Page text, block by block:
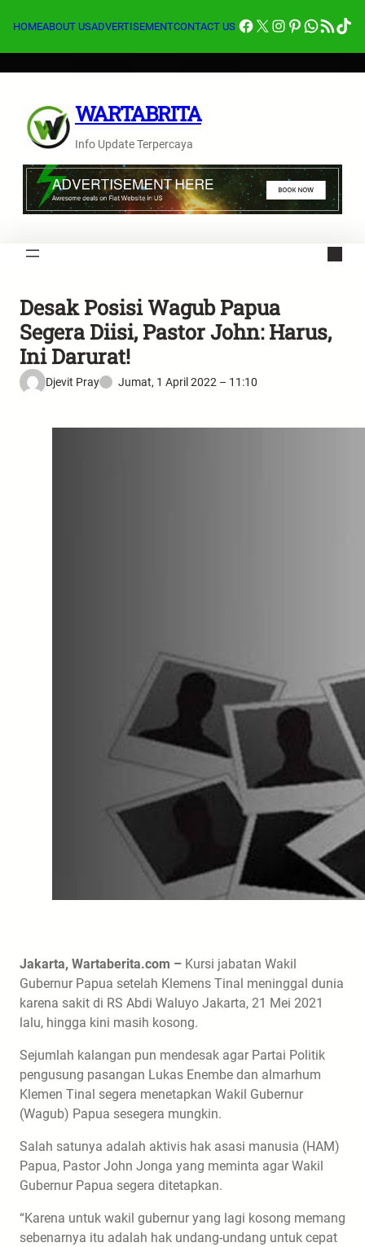
HOMEABOUT USADVERTISEMENTCONTACT US Facebook
X Instagram
Pinterest
Feed RSS
WARTABRITA
Info Update Terpercaya
Desak Posisi Wagub Papua
Segera Diisi, Pastor John: Harus,
Ini Darurat!
Djevit Pray Jumat, 1 April 2022 – 11:10
Jakarta, Wartaberita.com – Kursi jabatan Wakil
Gubernur Papua setelah Klemens Tinal meninggal dunia
karena sakit di RS Abdi Waluyo Jakarta, 21 Mei 2021
lalu, hingga kini masih kosong.
Sejumlah kalangan pun mendesak agar Partai Politik
pengusung pasangan Lukas Enembe dan almarhum
Klemen Tinal segera menetapkan Wakil Gubernur
(Wagub) Papua sesegera mungkin.
Salah satunya adalah aktivis hak asasi manusia (HAM)
Papua, Pastor John Jonga yang meminta agar Wakil
Gubernur Papua segera ditetapkan.
“Karena untuk wakil gubernur yang lagi kosong memang
sebenarnya itu adalah hak undang-undang untuk cepat